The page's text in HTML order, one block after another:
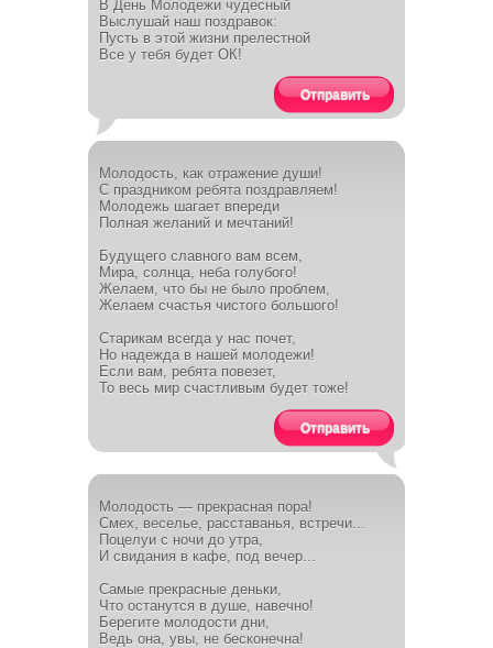
В День Молодежи чудесный
Выслушай наш поздравок:
Пусть в этой жизни прелестной
Все у тебя будет ОК!
Отправить
Молодость, как отражение души!
С праздником ребята поздравляем!
Молодежь шагает впереди
Полная желаний и мечтаний!
Будущего славного вам всем,
Мира, солнца, неба голубого!
Желаем, что бы не было проблем,
Желаем счастья чистого большого!
Старикам всегда у нас почет,
Но надежда в нашей молодежи!
Если вам, ребята повезет,
То весь мир счастливым будет тоже!
Отправить
Молодость — прекрасная пора!
Смех, веселье, расставанья, встречи...
Поцелуи с ночи до утра,
И свидания в кафе, под вечер...
Самые прекрасные деньки,
Что останутся в душе, навечно!
Берегите молодости дни,
Ведь она, увы, не бесконечна!